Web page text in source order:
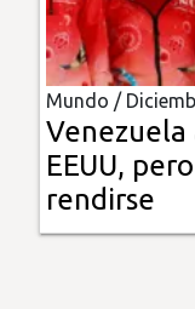
Insólitas
Multimedia
Impreso
Mundo /
EEUU,
rendirse